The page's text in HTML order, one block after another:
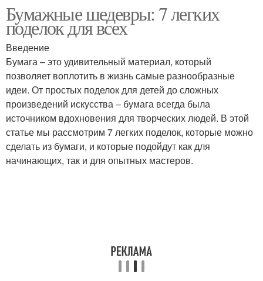
Бумажные открытки Бумажные снежинки
Бумажные коробочки Бумажные гирлянды
Бумажные шедевры: 7 легких
поделок для всех
Введение
Бумага – это удивительный материал, который
позволяет воплотить в жизнь самые разнообразные
идеи. От простых поделок для детей до сложных
произведений искусства – бумага всегда была
источником вдохновения для творческих людей. В этой
статье мы рассмотрим 7 легких поделок, которые можно
сделать из бумаги, и которые подойдут как для
начинающих, так и для опытных мастеров.